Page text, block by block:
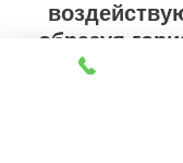
образуя
скол на